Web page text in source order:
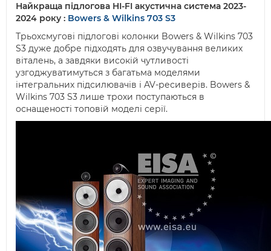
Найкраща підлогова HI-FI акустична система 2023-
2024 року : Bowers & Wilkins 703 S3
Трьохсмугові підлогові колонки Bowers & Wilkins 703
S3 дуже добре підходять для озвучування великих
віталень, а завдяки високій чутливості
узгоджуватимуться з багатьма моделями
інтегральних підсилювачів і AV-ресиверів. Bowers &
Wilkins 703 S3 лише трохи поступаються в
оснащеності топовій моделі серії.